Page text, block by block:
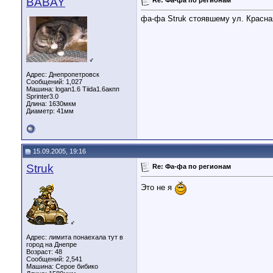
♂
Адрес: Днепропетровск
Сообщений: 1,027
Машина: logan1.6 Tiida1.6акпп
Sprinter3.0
Длина: 1630мкм
Диаметр: 41мм
фа-фа Struk стоявшему ул.
15.09.2005, 19:16
Struk
♂
Адрес: лимита понаехала тут в
город на Днепре
Возраст: 48
Сообщений: 2,541
Машина: Серое бибико
Re: Фа-фа по регионам
Это не я